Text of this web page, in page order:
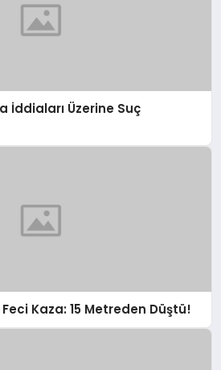
İddiaları Üzerine Suç
Kaza: 15 Metreden Düştü!